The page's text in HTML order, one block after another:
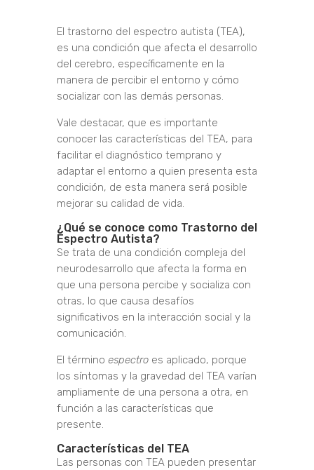
El trastorno del espectro autista (TEA),
es una condición que afecta el desarrollo
del cerebro, específicamente en la
manera de percibir el entorno y cómo
socializar con las demás personas.
Vale destacar, que es importante
conocer las características del TEA, para
facilitar el diagnóstico temprano y
adaptar el entorno a quien presenta esta
condición, de esta manera será posible
mejorar su calidad de vida.
¿Qué se conoce como Trastorno del
Espectro Autista?
Se trata de una condición compleja del
neurodesarrollo que afecta la forma en
que una persona percibe y socializa con
otras, lo que causa desafíos
significativos en la interacción social y la
comunicación.
El término espectroes aplicado, porque
los síntomas y la gravedad del TEA varían
ampliamente de una persona a otra, en
función a las características que
presente.
Características del TEA
Las personas con TEA pueden presentar